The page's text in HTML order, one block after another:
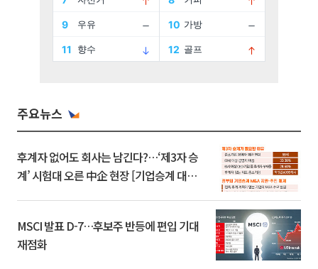
주요뉴스
후계자 없어도 회사는 남긴다?…‘제3자 승
계’ 시험대 오른 中企 현장 [기업승계 대전
MSCI 발표 D-7…후보주 반등에 편입 기대
재점화